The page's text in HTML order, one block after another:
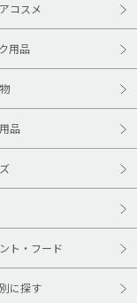
コスメ
用品
品
ト・フード
に探す